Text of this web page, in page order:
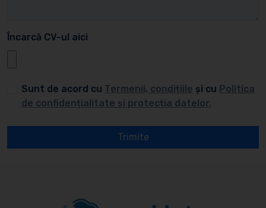
Încarcă CV-ul aici
Sunt de acord cu Termenii, condițiile și cu Politica
de confidențialitate și protecția datelor.
Trimite